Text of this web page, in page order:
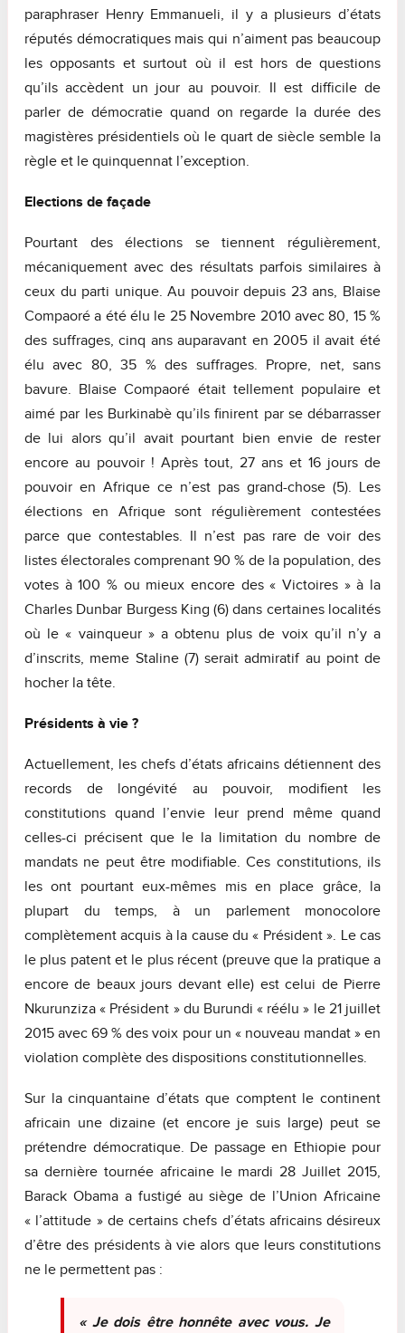
paraphraser Henry Emmanueli, il y a plusieurs d’états
réputés démocratiques mais qui n’aiment pas beaucoup
les opposants et surtout où il est hors de questions
qu’ils accèdent un jour au pouvoir. Il est difficile de
parler de démocratie quand on regarde la durée des
magistères présidentiels où le quart de siècle semble la
règle et le quinquennat l’exception.
Elections de façade
Pourtant des élections se tiennent régulièrement,
mécaniquement avec des résultats parfois similaires à
ceux du parti unique. Au pouvoir depuis 23 ans, Blaise
Compaoré a été élu le 25 Novembre 2010 avec 80, 15 %
des suffrages, cinq ans auparavant en 2005 il avait été
élu avec 80, 35 % des suffrages. Propre, net, sans
bavure. Blaise Compaoré était tellement populaire et
aimé par les Burkinabè qu’ils finirent par se débarrasser
de lui alors qu’il avait pourtant bien envie de rester
encore au pouvoir ! Après tout, 27 ans et 16 jours de
pouvoir en Afrique ce n’est pas grand-chose (5). Les
élections en Afrique sont régulièrement contestées
parce que contestables. Il n’est pas rare de voir des
listes électorales comprenant 90 % de la population, des
votes à 100 % ou mieux encore des « Victoires » à la
Charles Dunbar Burgess King (6) dans certaines localités
où le « vainqueur » a obtenu plus de voix qu’il n’y a
d’inscrits, meme Staline (7) serait admiratif au point de
hocher la tête.
Présidents à vie ?
Actuellement, les chefs d’états africains détiennent des
records de longévité au pouvoir, modifient les
constitutions quand l’envie leur prend même quand
celles-ci précisent que le la limitation du nombre de
mandats ne peut être modifiable. Ces constitutions, ils
les ont pourtant eux-mêmes mis en place grâce, la
plupart du temps, à un parlement monocolore
complètement acquis à la cause du « Président ». Le cas
le plus patent et le plus récent (preuve que la pratique a
encore de beaux jours devant elle) est celui de Pierre
Nkurunziza « Président » du Burundi « réélu » le 21 juillet
2015 avec 69 % des voix pour un « nouveau mandat » en
violation complète des dispositions constitutionnelles.
Sur la cinquantaine d’états que comptent le continent
africain une dizaine (et encore je suis large) peut se
prétendre démocratique. De passage en Ethiopie pour
sa dernière tournée africaine le mardi 28 Juillet 2015,
Barack Obama a fustigé au siège de l’Union Africaine
« l’attitude » de certains chefs d’états africains désireux
d’être des présidents à vie alors que leurs constitutions
ne le permettent pas :
« Je dois être honnête avec vous. Je